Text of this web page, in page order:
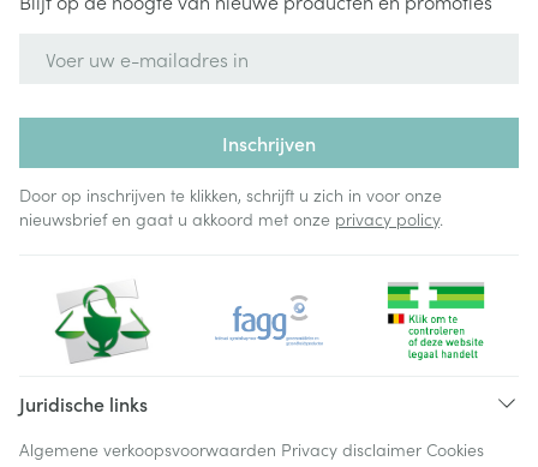
Inschrijven
Door op inschrijven te klikken, schrijft u zich in voor onze
nieuwsbrief en gaat u akkoord met onze privacy policy.
Juridische links
Algemene verkoopsvoorwaarden Privacy disclaimer Cookies